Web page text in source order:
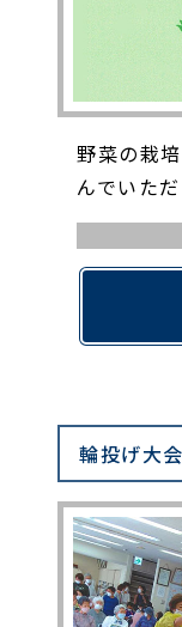
野菜の栽
んでいただ
輪投げ大会